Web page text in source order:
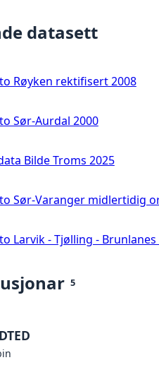
datasett
Røyken rektifisert 2008
Sør-Aurdal 2000
Bilde Troms 2025
Sør-Varanger midlertidig
Larvik - Tjølling - Brunlanes
5